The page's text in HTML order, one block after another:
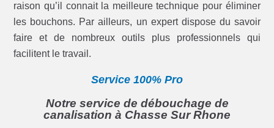
raison qu’il connait la meilleure technique pour éliminer
les bouchons. Par ailleurs, un expert dispose du savoir
faire et de nombreux outils plus professionnels qui
facilitent le travail.
Service 100% Pro
Notre service de débouchage de
canalisation à Chasse Sur Rhone